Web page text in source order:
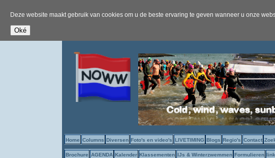
Deze website maakt gebruik van cookies om u de beste ervaring te geven wanneer u onze
Home Columns Diversen Foto's en video's LIVETIMING Blogs Regio's Contact
Brochure AGENDA Kalender Klassementen IJs & Winterzwemmen Formulieren